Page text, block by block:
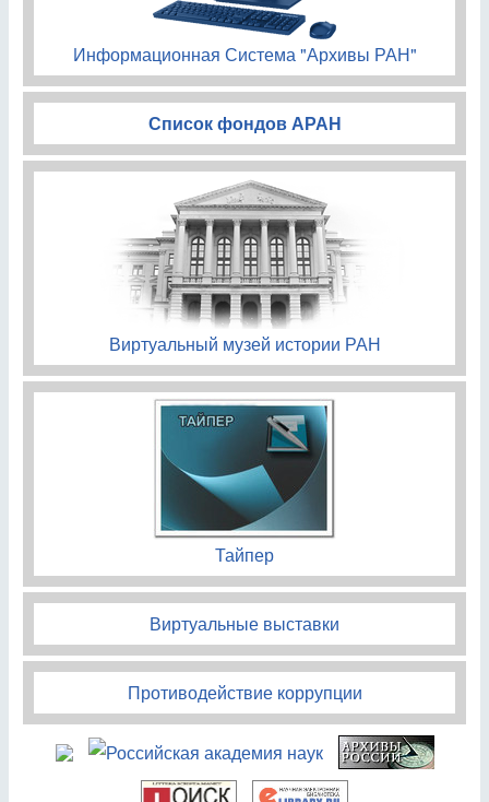
Информационная Система "Архивы РАН"
Список фондов АРАН
Виртуальный музей истории РАН
Тайпер
Виртуальные выставки
Противодействие коррупции